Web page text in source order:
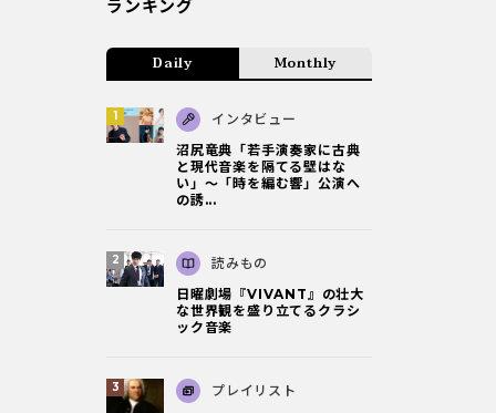
ランキング
Daily Monthly
インタビュー
沼尻竜典「若手演奏家に古典
と現代音楽を隔てる壁はな
い」～「時を編む響」公演へ
の誘...
読みもの
日曜劇場『VIVANT』の壮大
な世界観を盛り立てるクラシ
ック音楽
プレイリスト